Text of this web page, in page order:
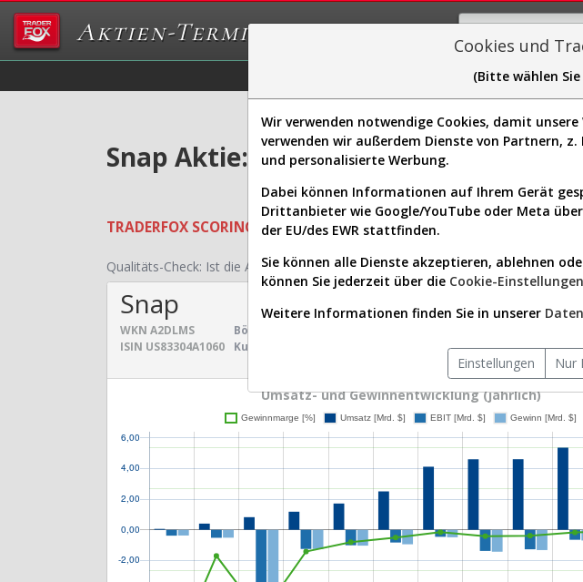
Aktien-Terminal
Sector-Spider
Snap Aktie: Realtime-Kurs & Analyse
TRADERFOX SCORING SYSTEMS: Qualitäts-Check
Qualitäts-Check: Ist die Aktie zum Investieren geeignet?
Snap
WKN A2DLMS
ISIN US83304A1060
Börsenwert:
Kurs:
& Information
USA 2000 (v)
Umsatz- und Gewinnentwicklung (jährlich)
Cookies und
(Bitte wählen
Wir verwenden notwendige Cookies, damit
verwenden wir außerdem Dienste von Partnern,
und personalisierte Werbung.
Dabei können Informationen auf Ihrem Gerät
Drittanbieter wie Google/YouTube oder Meta
der EU/des EWR stattfinden.
Sie können alle Dienste akzeptieren, ablehnen
können Sie jederzeit über die Cookie-Einstellungen
Weitere Informationen finden Sie in unserer
Einstellungen Nur